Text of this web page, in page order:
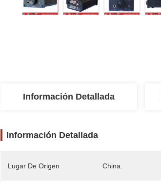
Información Detallada
Información Detallada
Lugar De Origen China.